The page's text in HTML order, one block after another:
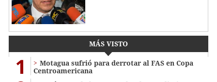
MÁS VISTO
1
Motagua sufrió para derrotar al FAS en Copa
Centroamericana